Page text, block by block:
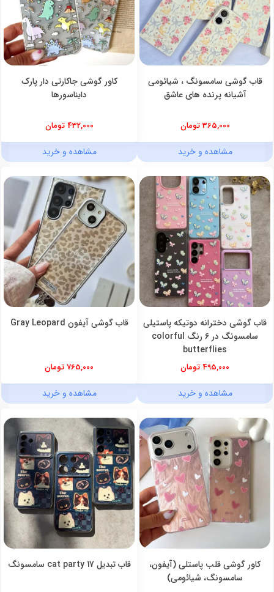
قاب گوشی سامسونگ ، شیائومی
آشیانه پرنده های عاشق
365,000 تومان
مشاهده و خرید
کاور گوشی جاکارتی دار پارک
دایناسورها
432,000 تومان
مشاهده و خرید
قاب گوشی دخترانه دوتیکه پاستیلی
سامسونگ در 6 رنگ colorful
butterflies
495,000 تومان
مشاهده و خرید
قاب گوشی آیفون Gray Leopard
765,000 تومان
مشاهده و خرید
کاور گوشی قلب پاستلی (آیفون،
سامسونگ، شیائومی)
قاب تبدیل cat party 17 سامسونگ